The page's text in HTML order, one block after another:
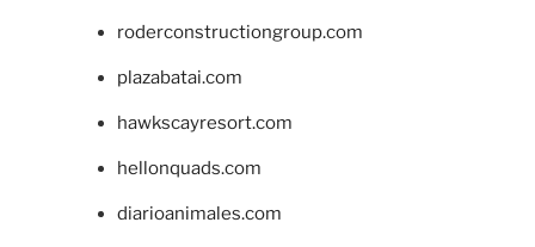
roderconstructiongroup.com
plazabatai.com
hawkscayresort.com
hellonquads.com
diarioanimales.com